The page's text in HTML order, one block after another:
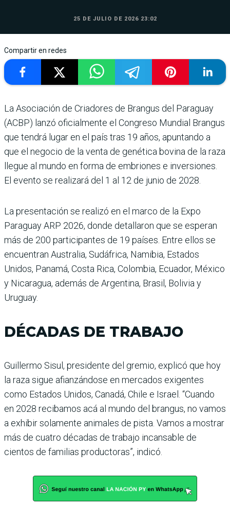
25 DE JULIO DE 2026 23:02
Compartir en redes
La Asociación de Criadores de Brangus del Paraguay
(ACBP) lanzó oficialmente el Congreso Mundial Brangus
que tendrá lugar en el país tras 19 años, apuntando a
que el negocio de la venta de genética bovina de la raza
llegue al mundo en forma de embriones e inversiones.
El evento se realizará del 1 al 12 de junio de 2028.
La presentación se realizó en el marco de la Expo
Paraguay ARP 2026, donde detallaron que se esperan
más de 200 participantes de 19 países. Entre ellos se
encuentran Australia, Sudáfrica, Namibia, Estados
Unidos, Panamá, Costa Rica, Colombia, Ecuador, México
y Nicaragua, además de Argentina, Brasil, Bolivia y
Uruguay.
DÉCADAS DE TRABAJO
Guillermo Sisul, presidente del gremio, explicó que hoy
la raza sigue afianzándose en mercados exigentes
como Estados Unidos, Canadá, Chile e Israel. “Cuando
en 2028 recibamos acá al mundo del brangus, no vamos
a exhibir solamente animales de pista. Vamos a mostrar
más de cuatro décadas de trabajo incansable de
cientos de familias productoras”, indicó.